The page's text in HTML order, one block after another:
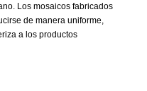
Los mosaicos fabricados
de manera uniforme,
a los productos